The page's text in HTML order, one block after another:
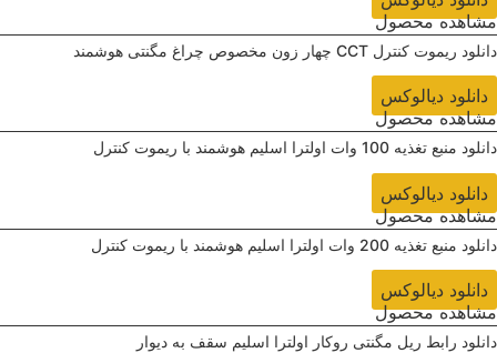
مشاهده محصول
دانلود ‌ریموت کنترل CCT چهار زون مخصوص چراغ مگنتی هوشمند
دانلود دیالوکس
مشاهده محصول
دانلود ‌منبع تغذیه 100 وات اولترا اسلیم هوشمند با ریموت کنترل
دانلود دیالوکس
مشاهده محصول
دانلود ‌منبع تغذیه 200 وات اولترا اسلیم هوشمند با ریموت کنترل
دانلود دیالوکس
مشاهده محصول
دانلود ‌رابط ریل مگنتی روکار اولترا اسلیم سقف به دیوار